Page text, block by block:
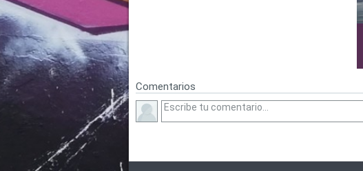
Comentarios